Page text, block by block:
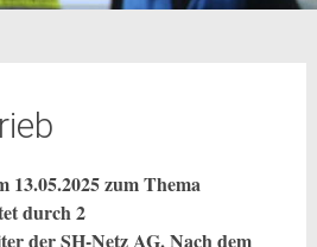
13.05.2025 zum Thema
durch 2
der SH-Netz AG.Nach dem